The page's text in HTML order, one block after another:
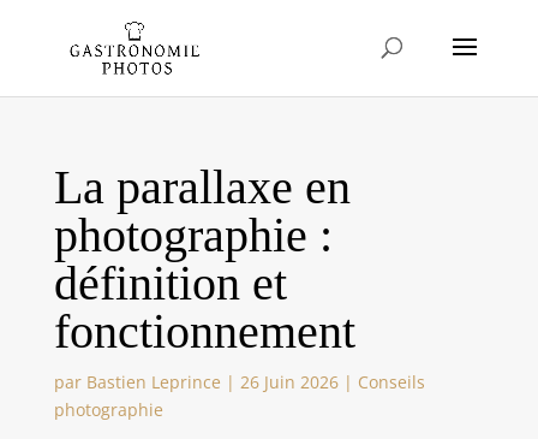
La parallaxe en
photographie :
définition et
fonctionnement
par Bastien Leprince | 26 Juin 2026| Conseils
photographie